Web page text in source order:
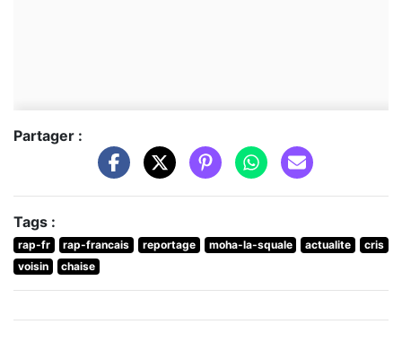
Partager :
Tags :
rap-fr rap-francais reportage moha-la-squale actualite
cris
voisin
chaise